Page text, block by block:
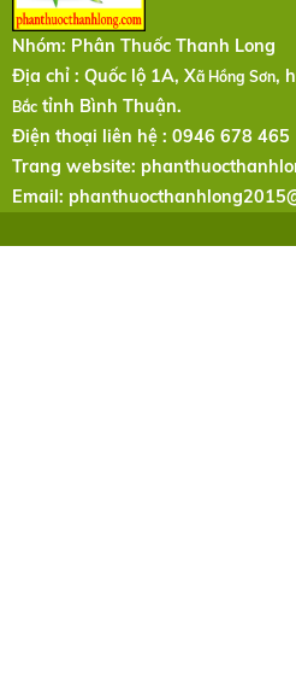
Nhóm: Phân Thuốc Thanh Long
Địa chỉ : Quốc lộ 1A, Xã Hồng Sơn,
Bắc tỉnh Bình Thuận.
Điện thoại liên hệ : 0946 678 465
Trang website:
Email: